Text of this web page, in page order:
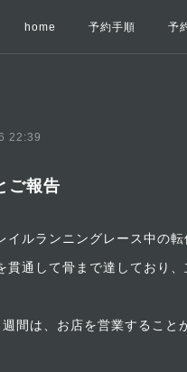
home 予約手順 予
22:39
ご報告
イルランニングレース中の
貫通して骨まで達しており、
間は、お店を営業すること